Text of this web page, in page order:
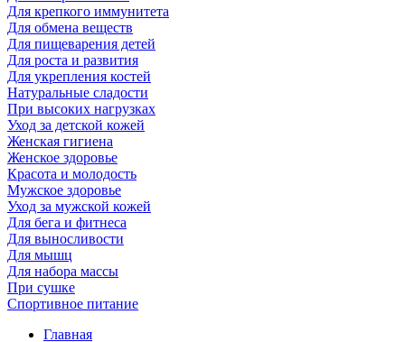
Для крепкого иммунитета
Для обмена веществ
Для пищеварения детей
Для роста и развития
Для укрепления костей
Натуральные сладости
При высоких нагрузках
Уход за детской кожей
Женская гигиена
Женское здоровье
Красота и молодость
Мужское здоровье
Уход за мужской кожей
Для бега и фитнеса
Для выносливости
Для мышц
Для набора массы
При сушке
Спортивное питание
Главная